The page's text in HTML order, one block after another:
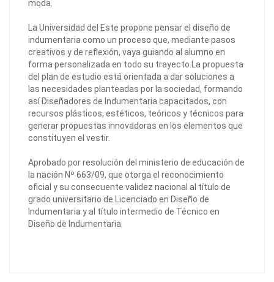
moda.
La Universidad del Este propone pensar el diseño de
indumentaria como un proceso que, mediante pasos
creativos y de reflexión, vaya guiando al alumno en
forma personalizada en todo su trayecto.La propuesta
del plan de estudio está orientada a dar soluciones a
las necesidades planteadas por la sociedad, formando
así Diseñadores de Indumentaria capacitados, con
recursos plásticos, estéticos, teóricos y técnicos para
generar propuestas innovadoras en los elementos que
constituyen el vestir.
Aprobado por resolución del ministerio de educación de
la nación Nº 663/09, que otorga el reconocimiento
oficial y su consecuente validez nacional al título de
grado universitario de Licenciado en Diseño de
Indumentaria y al título intermedio de Técnico en
Diseño de Indumentaria